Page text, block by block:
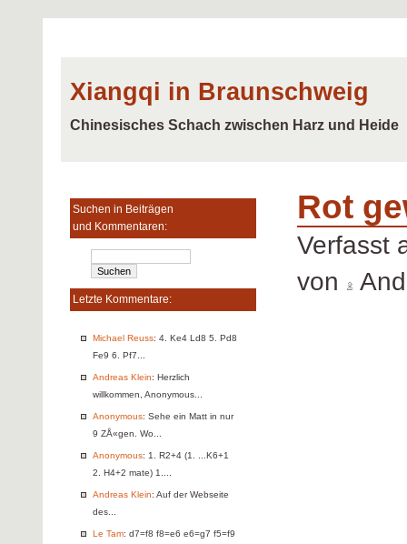
Xiangqi in Braunschweig
Chinesisches Schach zwischen Harz und Heide
Suchen in Beiträgen
und Kommentaren:
Letzte Kommentare:
Michael Reuss: 4. Ke4 Ld8 5. Pd8
Fe9 6. Pf7...
Andreas Klein: Herzlich
willkommen, Anonymous...
Anonymous: Sehe ein Matt in nur
9 ZÅ«gen. Wo...
Anonymous: 1. R2+4 (1. ...K6+1
2. H4+2 mate) 1....
Andreas Klein: Auf der Webseite
des...
Le Tam: d7=f8 f8=e6 e6=g7 f5=f9
Rot
Verfasst
von